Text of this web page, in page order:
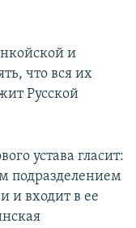
и
что вся их
Русской
устава гласит:
подразделением
и входит в ее